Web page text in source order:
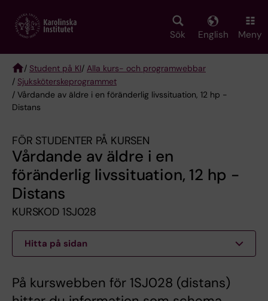
main
Sök English Meny
Breadcrumb
/ Student på KI/ Alla kurs- och programwebbar
/ Sjuksköterske­programmet
/ Vårdande av äldre i en föränderlig livssituation, 12 hp -
Distans
FÖR STUDENTER PÅ KURSEN
Vårdande av äldre i en
föränderlig livssituation, 12 hp -
Distans
KURSKOD 1SJ028
Hitta på sidan
På kurswebben för 1SJ028 (distans)